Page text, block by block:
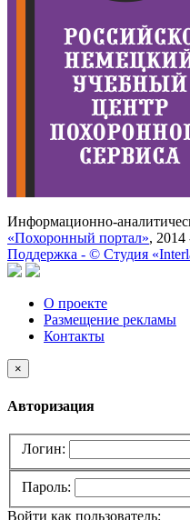
Информационно-
«Похоронный портал», 2014
Поддержка - © Cтудия
О проекте
Размещение рекламы
Контакты
×
Авторизация
Логин:
Пароль:
Войти как пользователь: